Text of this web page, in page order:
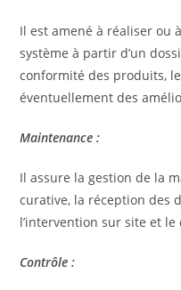
Il est amené à réaliser ou
système à partir d’un
conformité des produits,
éventuellement des
Maintenance :
Il assure la gestion de la
curative, la réception des
l’intervention sur site et
Contrôle :